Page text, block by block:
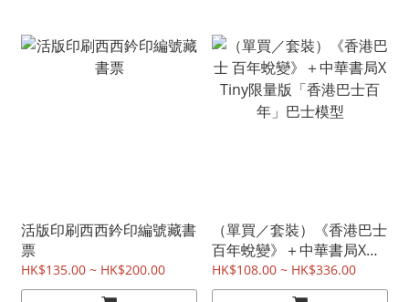
活版印刷西西鈐印編號藏書
票
HK$135.00 ~ HK$200.00
（單買／套裝）《香港巴士
百年蛻變》＋中華書局X
Tiny限量版「香港巴士百
年」巴士模型
HK$108.00 ~ HK$336.00